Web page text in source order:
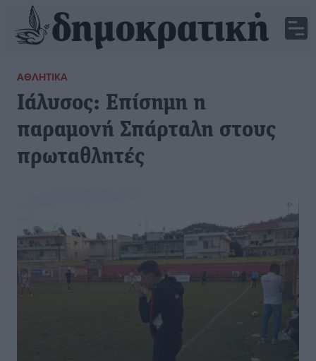
ΑΘΛΗΤΙΚΆ
Ιάλυσος: Επίσημη η
παραμονή Σπάρταλη στους
πρωταθλητές